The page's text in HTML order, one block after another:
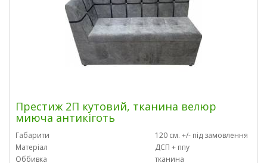
Престиж 2П кутовий, тканина велюр
миюча антикіготь
Габарити
120 см. +/- під замовлення
Матеріал
ДСП + ппу
Оббивка
тканина